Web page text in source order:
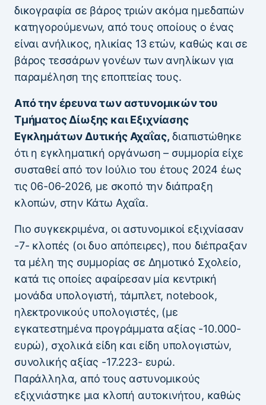
δικογραφία σε βάρος τριών ακόμα ημεδαπών
κατηγορούμενων, από τους οποίους ο ένας
είναι ανήλικος, ηλικίας 13 ετών, καθώς και σε
βάρος τεσσάρων γονέων των ανηλίκων για
παραμέληση της εποπτείας τους.
Από την έρευνα των αστυνομικών του
Τμήματος Δίωξης και Εξιχνίασης
Εγκλημάτων Δυτικής Αχαΐας, διαπιστώθηκε
ότι η εγκληματική οργάνωση – συμμορία είχε
συσταθεί από τον Ιούλιο του έτους 2024 έως
τις 06-06-2026, με σκοπό την διάπραξη
κλοπών, στην Κάτω Αχαΐα.
Πιο συγκεκριμένα, οι αστυνομικοί εξιχνίασαν
-7- κλοπές (οι δυο απόπειρες), που διέπραξαν
τα μέλη της συμμορίας σε Δημοτικό Σχολείο,
κατά τις οποίες αφαίρεσαν μία κεντρική
μονάδα υπολογιστή, τάμπλετ, notebook,
ηλεκτρονικούς υπολογιστές, (με
εγκατεστημένα προγράμματα αξίας -10.000-
ευρώ), σχολικά είδη και είδη υπολογιστών,
συνολικής αξίας -17.223- ευρώ.
Παράλληλα, από τους αστυνομικούς
εξιχνιάστηκε μια κλοπή αυτοκινήτου, καθώς